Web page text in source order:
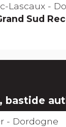
Lascaux -
Sud
bastide
- Dordogne